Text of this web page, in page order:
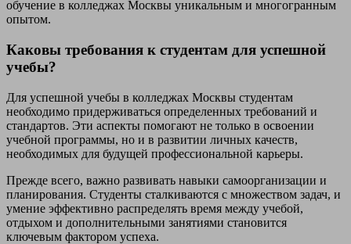
обучение в колледжах Москвы уникальным и многогранным
опытом.
Каковы требования к студентам для успешной
учебы?
Для успешной учебы в колледжах Москвы студентам
необходимо придерживаться определенных требований и
стандартов. Эти аспекты помогают не только в освоении
учебной программы, но и в развитии личных качеств,
необходимых для будущей профессиональной карьеры.
Прежде всего, важно развивать навыки самоорганизации и
планирования. Студенты сталкиваются с множеством задач, и
умение эффективно распределять время между учебой,
отдыхом и дополнительными занятиями становится
ключевым фактором успеха.